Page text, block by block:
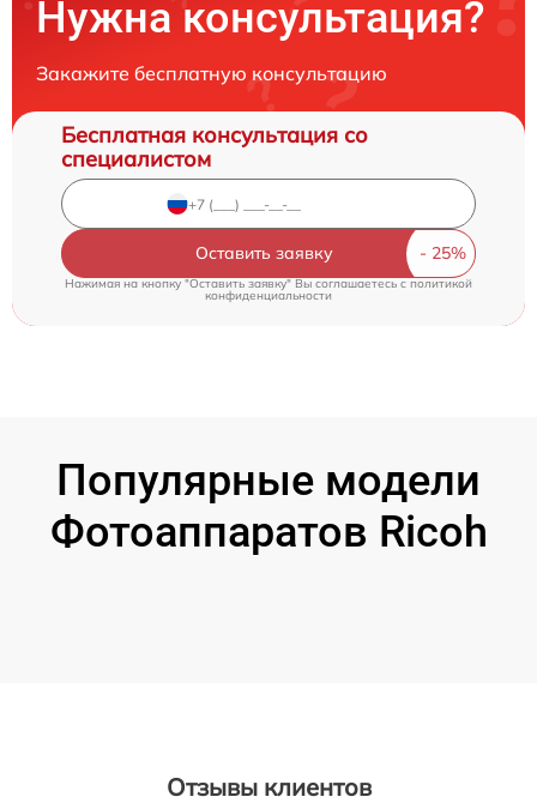
Нужна консультация?
Закажите бесплатную консультацию
Бесплатная консультация со
специалистом
Оставить заявку
Нажимая на кнопку "Оставить заявку" Вы соглашаетесь c политикой
конфиденциальности
Популярные модели
Фотоаппаратов Ricoh
Отзывы клиентов